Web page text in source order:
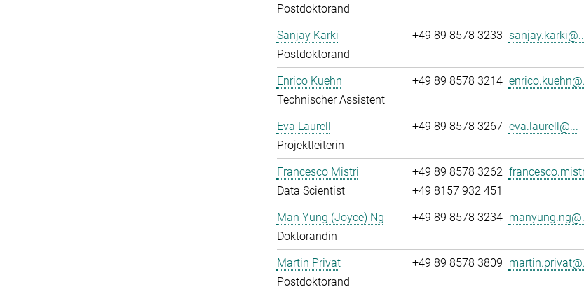
Postdoktorand
Sanjay Karki
Postdoktorand
+49 89 8578 3233
Enrico Kuehn
Technischer Assistent
+49 89 8578 3214
Eva Laurell
Projektleiterin
+49 89 8578 3267 eva.laurell@...
Francesco Mistri
Data Scientist
+49 89 8578 3262
+49 8157 932 451
Man Yung (Joyce) Ng
Doktorandin
+49 89 8578 3234
Martin Privat
Postdoktorand
+49 89 8578 3809